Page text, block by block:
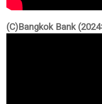
(C)Bangkok Bank